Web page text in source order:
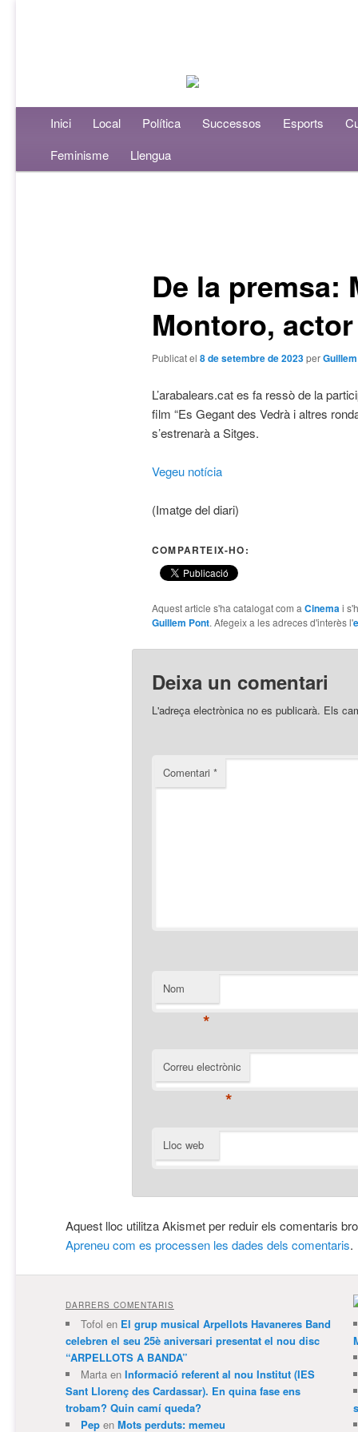
Menú principalAneu al contingut principal
Aneu al contingut secundari
Inici Local Política Successos Esports
Feminisme
Llengua
De la premsa:
Montoro, actor
Publicat el 8 de setembre de 2023per
L’arabalears.cat es fa ressò de la
film “Es Gegant des Vedrà i altres
s’estrenarà a Sitges.
Vegeu notícia
(Imatge del diari)
COMPARTEIX-HO:
Aquest article s'ha catalogat com a Cinemai
Guillem Pont. Afegeix a les adreces d'interès l'
Deixa un comentari
L'adreça electrònica no es publicarà. Els
Comentari *
Nom
*
Correu electrònic
*
Lloc web
Aquest lloc utilitza Akismet per reduir els comentaris
Apreneu com es processen les dades dels comentaris.
DARRERS COMENTARIS
Tofol en El grup musical Arpellots Havaneres Band
celebren el seu 25è aniversari presentat el nou disc
“ARPELLOTS A BANDA”
Martaen Informació referent al nou Institut (IES
Sant Llorenç des Cardassar). En quina fase ens
trobam? Quin camí queda?
Pepen Mots perduts: memeu